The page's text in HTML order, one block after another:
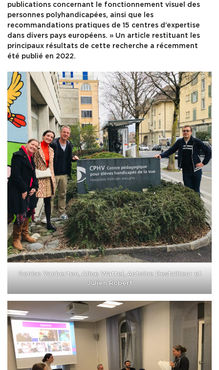
publications concernant le fonctionnement visuel des
personnes polyhandicapées, ainsi que les
recommandations pratiques de 15 centres d’expertise
dans divers pays européens. » Un article restituant les
principaux résultats de cette recherche a récemment
été publié en 2022.
Denise Vanberten, Alice Wattel, Antoine Destailleur et
Julien Robert